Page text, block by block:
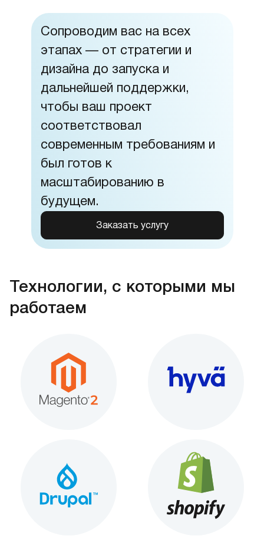
Сопроводим вас на всех
этапах — от стратегии и
дизайна до запуска и
дальнейшей поддержки,
чтобы ваш проект
соответствовал
современным требованиям и
был готов к
масштабированию в
будущем.
Заказать услугу
Технологии, с которыми мы
работаем